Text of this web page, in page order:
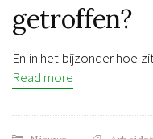
getroffen?
En in het bijzonder hoe
Read more